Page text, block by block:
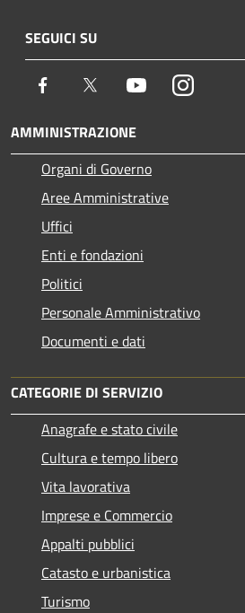
SEGUICI SU
Facebook Twitter YoutubeInstagram
AMMINISTRAZIONE
Organi di Governo
Aree Amministrative
Uffici
Enti e fondazioni
Politici
Personale Amministrativo
Documenti e dati
CATEGORIE DI SERVIZIO
Anagrafe e stato civile
Cultura e tempo libero
Vita lavorativa
Imprese e Commercio
Appalti pubblici
Catasto e urbanistica
Turismo